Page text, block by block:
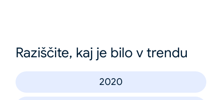
Raziščite, kaj je bilo v trendu
2020